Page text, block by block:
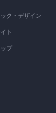
ク・デザイン
ト
プ